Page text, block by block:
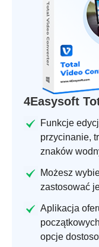
4Easysoft
Funkcje
przycinanie,
znaków
Możesz
zastosować
Aplikacja
opcje